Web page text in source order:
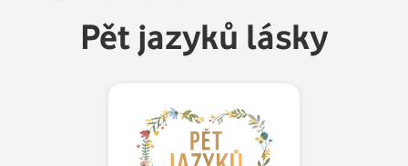
Pět jazyků lásky